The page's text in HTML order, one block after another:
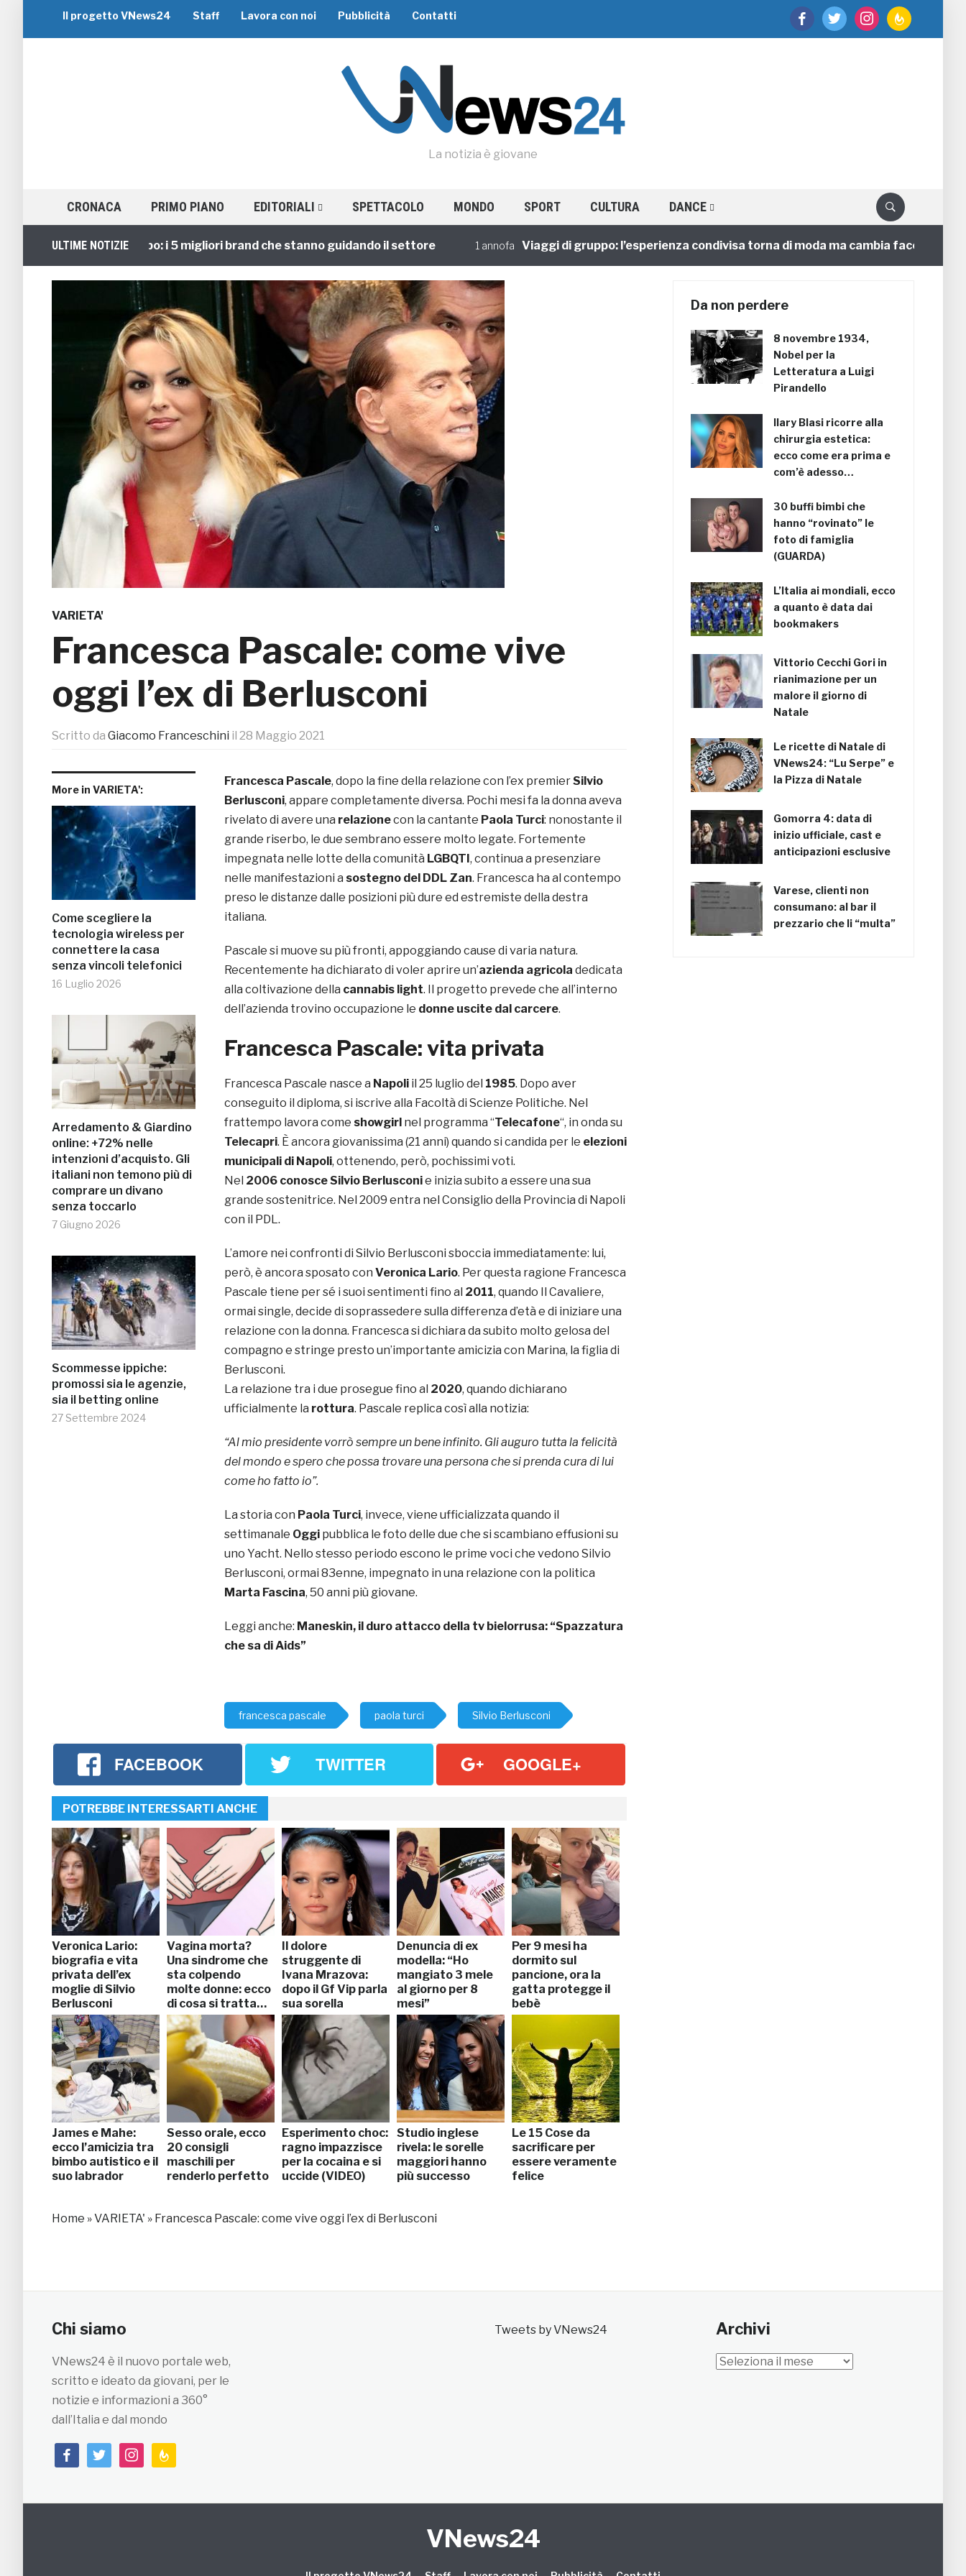
facebooktwitter instagramfeedburner
Il progetto VNews24 Staff Lavora con noi Pubblicità Contatti
La notizia è giovane
CRONACA PRIMO PIANO EDITORIALI SPETTACOLO MONDO SPORT CULTURA DANCE
ULTIME NOTIZIE
Viaggi di Gruppo: i 5 migliori brand che stanno guidando il settore 1 annofa Viaggi di gruppo: l’esperienza condivisa torna di moda ma cambia faccia
VARIETA'
Francesca Pascale: come vive
oggi l’ex di Berlusconi
Scritto da Giacomo Franceschini il 28 Maggio 2021
More in VARIETA':
Come scegliere la
tecnologia wireless per
connettere la casa
senza vincoli telefonici
16 Luglio 2026
Arredamento & Giardino
online: +72% nelle
intenzioni d’acquisto. Gli
italiani non temono più di
comprare un divano
senza toccarlo
7 Giugno 2026
Scommesse ippiche:
promossi sia le agenzie,
sia il betting online
27 Settembre 2024
Francesca Pascale, dopo la fine della relazione con l’ex premierSilvio
Berlusconi, appare completamente diversa. Pochi mesi fa la donna aveva
rivelato di avere una relazionecon la cantante Paola Turci: nonostante il
grande riserbo, le due sembrano essere molto legate. Fortemente
impegnata nelle lotte della comunità LGBQTI, continua a presenziare
nelle manifestazioni a sostegno del DDL Zan. Francesca ha al contempo
preso le distanze dalle posizioni più dure ed estremiste della destra
italiana.
Pascale si muove su più fronti, appoggiando cause di varia natura.
Recentemente ha dichiarato di voler aprire un’azienda agricola dedicata
alla coltivazione della cannabis light. Il progetto prevede che all’interno
dell’azienda trovino occupazione le donne uscite dal carcere.
Francesca Pascale: vita privata
Francesca Pascale nasce a Napoli il 25 luglio del 1985. Dopo aver
conseguito il diploma, si iscrive alla Facoltà di Scienze Politiche. Nel
frattempo lavora come showgirl nel programma “Telecafone“, in onda su
Telecapri. È ancora giovanissima (21 anni) quando si candida per le elezioni
municipali di Napoli, ottenendo, però, pochissimi voti.
Nel 2006 conosce Silvio Berlusconie inizia subito a essere una sua
grande sostenitrice. Nel 2009 entra nel Consiglio della Provincia di Napoli
con il PDL.
L’amore nei confronti di Silvio Berlusconi sboccia immediatamente: lui,
però, è ancora sposato con Veronica Lario. Per questa ragione Francesca
Pascale tiene per sé i suoi sentimenti fino al 2011, quando Il Cavaliere,
ormai single, decide di soprassedere sulla differenza d’età e di iniziare una
relazione con la donna. Francesca si dichiara da subito molto gelosa del
compagno e stringe presto un’importante amicizia con Marina, la figlia di
Berlusconi.
La relazione tra i due prosegue fino al 2020, quando dichiarano
ufficialmente la rottura. Pascale replica così alla notizia:
“Al mio presidente vorrò sempre un bene infinito. Gli auguro tutta la felicità
del mondo e spero che possa trovare una persona che si prenda cura di lui
come ho fatto io”.
La storia con Paola Turci, invece, viene ufficializzata quando il
settimanale Oggi pubblica le foto delle due che si scambiano effusioni su
uno Yacht. Nello stesso periodo escono le prime voci che vedono Silvio
Berlusconi, ormai 83enne, impegnato in una relazione con la politica
Marta Fascina, 50 anni più giovane.
Leggi anche: Maneskin, il duro attacco della tv bielorrusa: “Spazzatura
che sa di Aids”
francesca pascale paola turci Silvio Berlusconi
FACEBOOK TWITTER GOOGLE+
POTREBBE INTERESSARTI ANCHE
Veronica Lario:
biografia e vita
privata dell’ex
moglie di Silvio
Berlusconi
Vagina morta?
Una sindrome che
sta colpendo
molte donne: ecco
di cosa si tratta…
Il dolore
struggente di
Ivana Mrazova:
dopo il Gf Vip parla
sua sorella
Teresa…
Denuncia di ex
modella: “Ho
mangiato 3 mele
al giorno per 8
mesi”
Per 9 mesi ha
dormito sul
pancione, ora la
gatta protegge il
bebè
James e Mahe:
ecco l’amicizia tra
bimbo autistico e il
suo labrador
Sesso orale, ecco
20 consigli
maschili per
renderlo perfetto
Esperimento choc:
ragno impazzisce
per la cocaina e si
uccide (VIDEO)
Studio inglese
rivela: le sorelle
maggiori hanno
più successo
Le 15 Cose da
sacrificare per
essere veramente
felice
Home »VARIETA' » Francesca Pascale: come vive oggi l’ex di Berlusconi
Da non perdere
8 novembre 1934,
Nobel per la
Letteratura a Luigi
Pirandello
Ilary Blasi ricorre alla
chirurgia estetica:
ecco come era prima e
com’è adesso…
30 buffi bimbi che
hanno “rovinato” le
foto di famiglia
(GUARDA)
L’Italia ai mondiali, ecco
a quanto è data dai
bookmakers
Vittorio Cecchi Gori in
rianimazione per un
malore il giorno di
Natale
Le ricette di Natale di
VNews24: “Lu Serpe” e
la Pizza di Natale
Gomorra 4: data di
inizio ufficiale, cast e
anticipazioni esclusive
Varese, clienti non
consumano: al bar il
prezzario che li “multa”
Chi siamo
VNews24 è il nuovo portale web,
scritto e ideato da giovani, per le
notizie e informazioni a 360°
dall’Italia e dal mondo
facebooktwitterinstagramfeedburner
Tweets by VNews24 Archivi
Archivi
VNews24